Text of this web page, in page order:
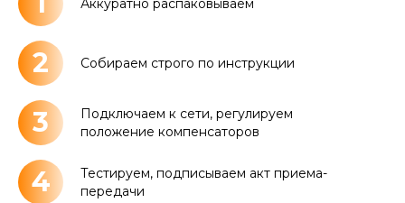
Аккуратно распаковываем
2 Собираем строго по инструкции
3
Подключаем к сети, регулируем
положение компенсаторов
4
Тестируем, подписываем акт приема-
передачи